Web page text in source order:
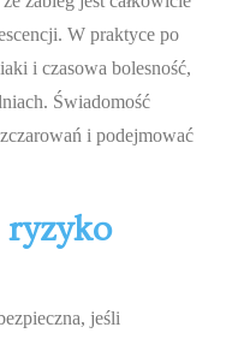
W praktyce po
i czasowa bolesność,
Świadomość
i podejmować
ryzyko
jeśli